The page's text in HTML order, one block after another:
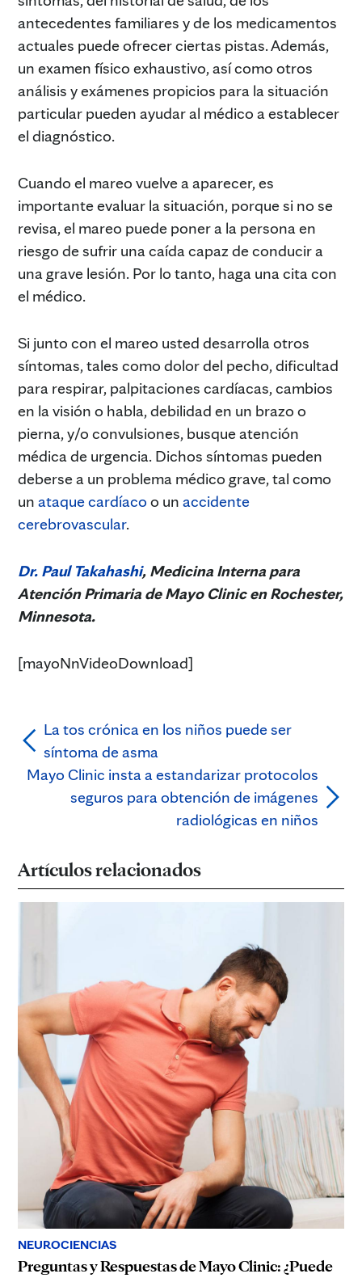
antecedentes familiares y de los medicamentos
actuales puede ofrecer ciertas pistas. Además,
un examen físico exhaustivo, así como otros
análisis y exámenes propicios para la situación
particular pueden ayudar al médico a establecer
el diagnóstico.
Cuando el mareo vuelve a aparecer, es
importante evaluar la situación, porque si no se
revisa, el mareo puede poner a la persona en
riesgo de sufrir una caída capaz de conducir a
una grave lesión. Por lo tanto, haga una cita con
el médico.
Si junto con el mareo usted desarrolla otros
síntomas, tales como dolor del pecho, dificultad
para respirar, palpitaciones cardíacas, cambios
en la visión o habla, debilidad en un brazo o
pierna, y/o convulsiones, busque atención
médica de urgencia. Dichos síntomas pueden
deberse a un problema médico grave, tal como
un ataque cardíaco o un accidente
cerebrovascular.
Dr. Paul Takahashi, Medicina Interna para
Atención Primaria deMayo Clinic en Rochester,
Minnesota.
[mayoNnVideoDownload]
La tos crónica en los niños puede ser
síntoma de asma
Mayo Clinic insta a estandarizar protocolos
seguros para obtención de imágenes
radiológicas en niños
Artículos relacionados
NEUROCIENCIAS
Preguntas y Respuestas de Mayo Clinic: ¿Puede